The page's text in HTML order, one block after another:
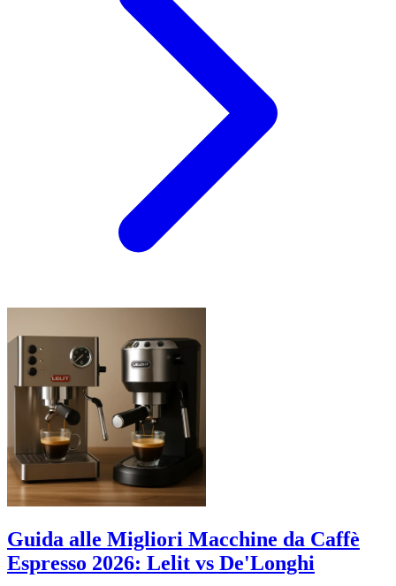
Guida alle Migliori Macchine da Caffè
Espresso 2026: Lelit vs De'Longhi